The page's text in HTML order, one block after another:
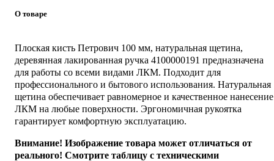
О товаре
Плоская кисть Петрович 100 мм, натуральная щетина,
деревянная лакированная ручка 4100000191 предназначена
для работы со всеми видами ЛКМ. Подходит для
профессионального и бытового использования. Натуральная
щетина обеспечивает равномерное и качественное нанесение
ЛКМ на любые поверхности. Эргономичная рукоятка
гарантирует комфортную эксплуатацию.
Внимание! Изображение товара может отличаться от
реального! Смотрите таблицу с техническими